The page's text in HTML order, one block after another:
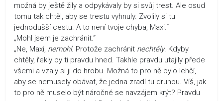
možná by ještě žily a odpykávaly by si svůj trest. Ale osud
tomu tak chtěl, aby se trestu vyhnuly. Zvolily si tu
jednodušší cestu. A to není tvoje chyba, Maxi.“
„Mohl jsem je zachránit.“
„Ne, Maxi, nemohl. Protože zachránit nechtěly. Kdyby
chtěly, řekly by ti pravdu hned. Takhle pravdu utajily přede
všemi a vzaly si ji do hrobu. Možná to pro ně bylo lehčí,
aby se nemusely obávat, že jedna zradí tu druhou. Víš, jak
to pro ně muselo být náročné se navzájem krýt? Pravdu